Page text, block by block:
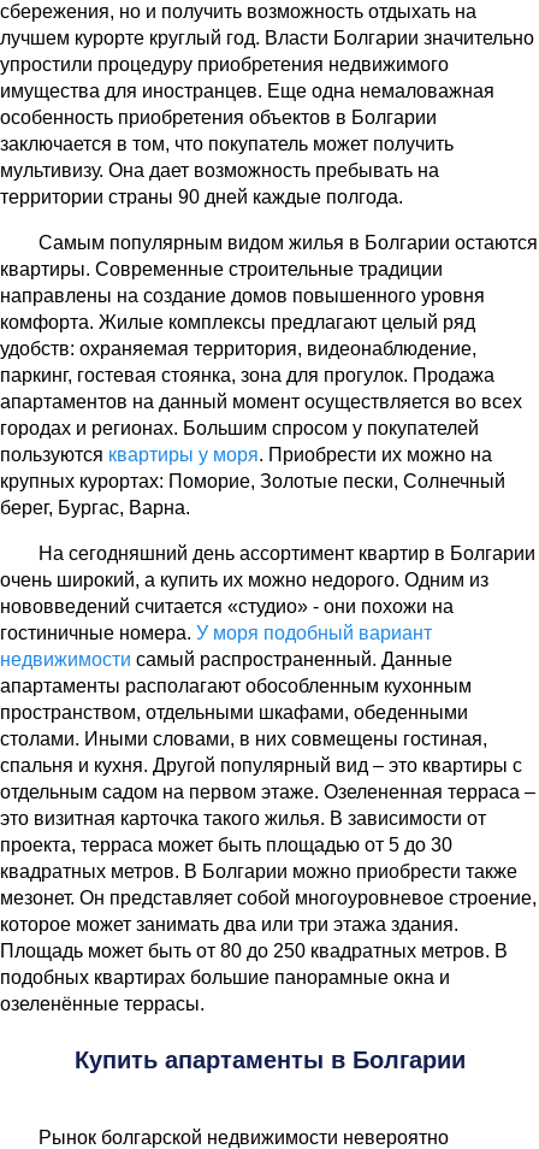
сбережения, но и получить возможность отдыхать на
лучшем курорте круглый год. Власти Болгарии значительно
упростили процедуру приобретения недвижимого
имущества для иностранцев. Еще одна немаловажная
особенность приобретения объектов в Болгарии
заключается в том, что покупатель может получить
мультивизу. Она дает возможность пребывать на
территории страны 90 дней каждые полгода.
Самым популярным видом жилья в Болгарии остаются
квартиры. Современные строительные традиции
направлены на создание домов повышенного уровня
комфорта. Жилые комплексы предлагают целый ряд
удобств: охраняемая территория, видеонаблюдение,
паркинг, гостевая стоянка, зона для прогулок. Продажа
апартаментов на данный момент осуществляется во всех
городах и регионах. Большим спросом у покупателей
пользуются квартиры у моря. Приобрести их можно на
крупных курортах: Поморие, Золотые пески, Солнечный
берег, Бургас, Варна.
На сегодняшний день ассортимент квартир в Болгарии
очень широкий, а купить их можно недорого. Одним из
нововведений считается «студио» - они похожи на
гостиничные номера. У моря подобный вариант
недвижимости самый распространенный. Данные
апартаменты располагают обособленным кухонным
пространством, отдельными шкафами, обеденными
столами. Иными словами, в них совмещены гостиная,
спальня и кухня. Другой популярный вид – это квартиры с
отдельным садом на первом этаже. Озелененная терраса –
это визитная карточка такого жилья. В зависимости от
проекта, терраса может быть площадью от 5 до 30
квадратных метров. В Болгарии можно приобрести также
мезонет. Он представляет собой многоуровневое строение,
которое может занимать два или три этажа здания.
Площадь может быть от 80 до 250 квадратных метров. В
подобных квартирах большие панорамные окна и
озеленённые террасы.
Купить апартаменты в Болгарии
Рынок болгарской недвижимости невероятно